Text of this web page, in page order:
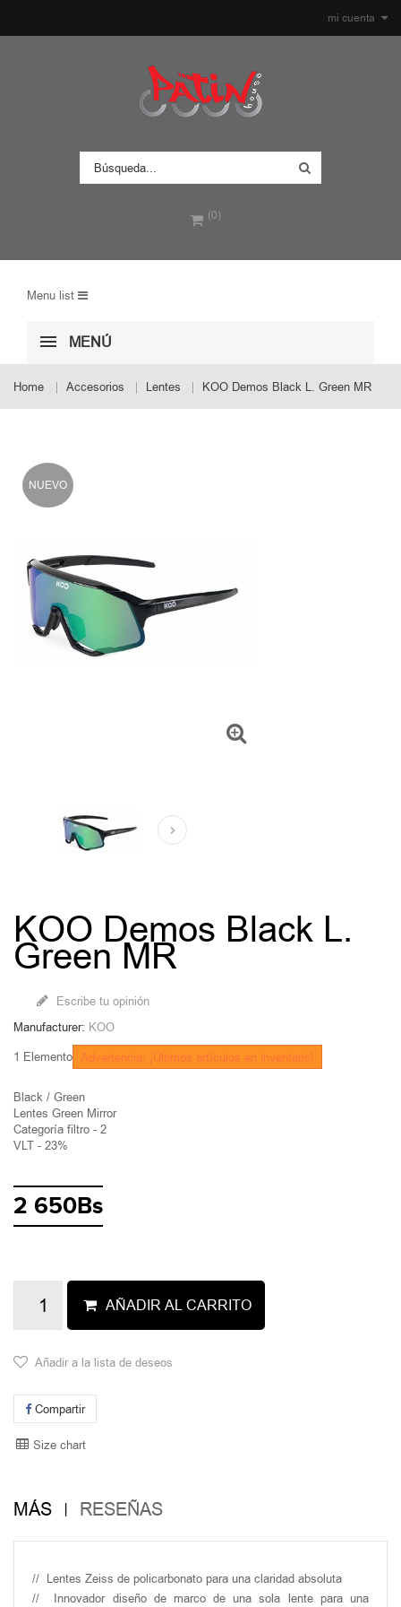
mi cuenta
(0)
Menu list
MENÚ
Home Accesorios Lentes KOO Demos Black L. Green MR
NUEVO
KOO Demos Black L.
Green MR
Escribe tu opinión
Manufacturer: KOO
1 Elemento Advertencia: ¡Últimos artículos en inventario!
Black / Green
Lentes Green Mirror
Categoría filtro - 2
VLT - 23%
2 650Bs
AÑADIR AL CARRITO
Añadir a la lista de deseos
Compartir
Size chart
MÁS RESEÑAS
// Lentes Zeiss de policarbonato para una claridad absoluta
//
Innovador diseño de marco de una sola lente para una